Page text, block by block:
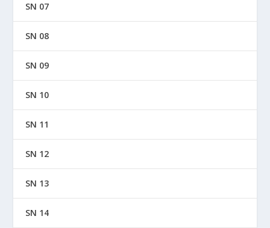
SN 07
SN 08
SN 09
SN 10
SN 11
SN 12
SN 13
SN 14